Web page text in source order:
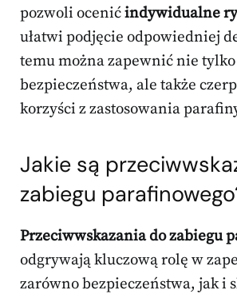
pozwoli ocenićindywidualne
ułatwi podjęcie odpowiedniej
temu można zapewnić nie
bezpieczeństwa, ale także
korzyści z zastosowania
Jakie są
zabiegu
Przeciwwskazania do zabiegu
odgrywają kluczową rolę w
zarówno bezpieczeństwa, jak i